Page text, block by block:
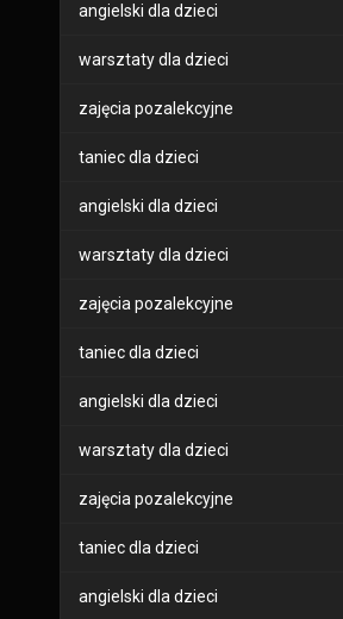
angielski dla dzieci
warsztaty dla dzieci
zajęcia pozalekcyjne
taniec dla dzieci
angielski dla dzieci
warsztaty dla dzieci
zajęcia pozalekcyjne
taniec dla dzieci
angielski dla dzieci
warsztaty dla dzieci
zajęcia pozalekcyjne
taniec dla dzieci
angielski dla dzieci